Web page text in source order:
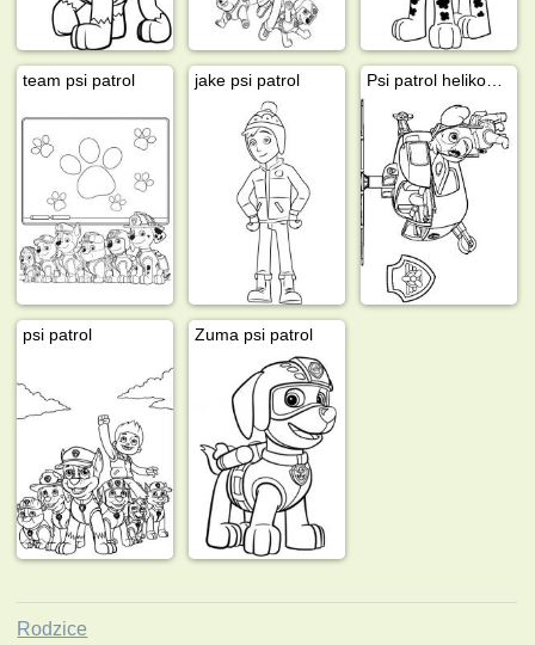
team psi patrol jake psi patrol
psi patrol Zuma psi patrol
Rodzice